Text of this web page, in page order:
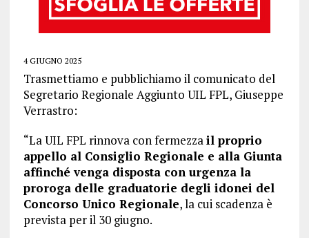
4 GIUGNO 2025
Trasmettiamo e pubblichiamo il comunicato del
Segretario Regionale Aggiunto UIL FPL, Giuseppe
Verrastro:
“La UIL FPL rinnova con fermezzail proprio
appello al Consiglio Regionale e alla Giunta
affinché venga disposta con urgenza la
proroga delle graduatorie degli idonei del
Concorso Unico Regionale, la cui scadenza è
prevista per il 30 giugno.